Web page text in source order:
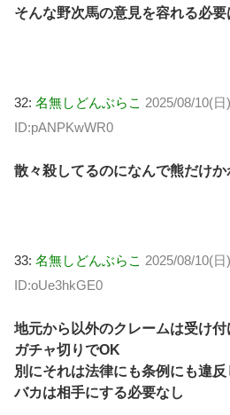
そんな野次馬の意見を容れる必
32: 名無しどんぶらこ 2025/08/10(
ID:pANPKwWR0
散々殺してるのになんで熊だけか
33: 名無しどんぶらこ 2025/08/10(日
ID:oUe3hkGE0
地元から以外のクレームは受け付
ガチャ切りでOK
別にそれは法律にも条例にも違
バカは相手にする必要なし